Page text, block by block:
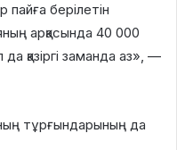
пайға берілетін
арқасында 40 000
да қазіргі заманда аз», —
тұрғындарының да